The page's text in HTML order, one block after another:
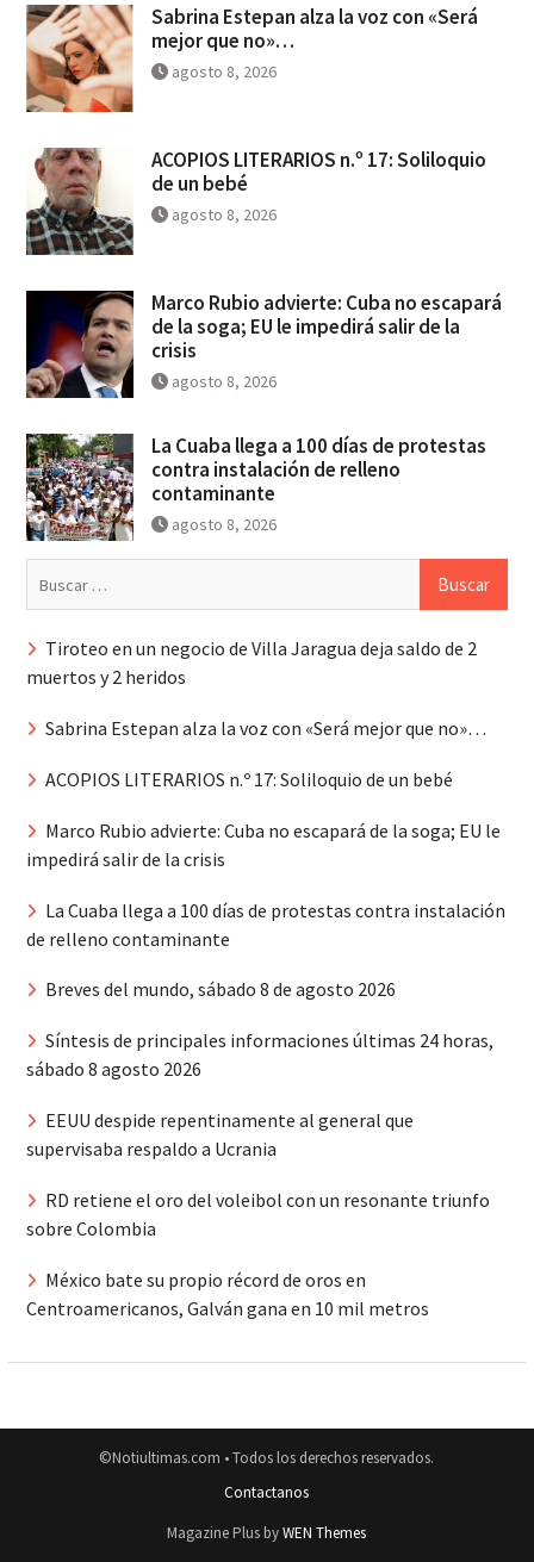
Sabrina Estepan alza la voz con «Será
mejor que no»…
agosto 8, 2026
ACOPIOS LITERARIOS n.º 17: Soliloquio
de un bebé
agosto 8, 2026
Marco Rubio advierte: Cuba no escapará
de la soga; EU le impedirá salir de la
crisis
agosto 8, 2026
La Cuaba llega a 100 días de protestas
contra instalación de relleno
contaminante
agosto 8, 2026
Tiroteo en un negocio de Villa Jaragua deja saldo de 2
muertos y 2 heridos
Sabrina Estepan alza la voz con «Será mejor que no»…
ACOPIOS LITERARIOS n.º 17: Soliloquio de un bebé
Marco Rubio advierte: Cuba no escapará de la soga; EU le
impedirá salir de la crisis
La Cuaba llega a 100 días de protestas contra instalación
de relleno contaminante
Breves del mundo, sábado 8 de agosto 2026
Síntesis de principales informaciones últimas 24 horas,
sábado 8 agosto 2026
EEUU despide repentinamente al general que
supervisaba respaldo a Ucrania
RD retiene el oro del voleibol con un resonante triunfo
sobre Colombia
México bate su propio récord de oros en
Centroamericanos, Galván gana en 10 mil metros
©Notiultimas.com • Todos los derechos reservados.
Contactanos
Magazine Plus byWEN Themes